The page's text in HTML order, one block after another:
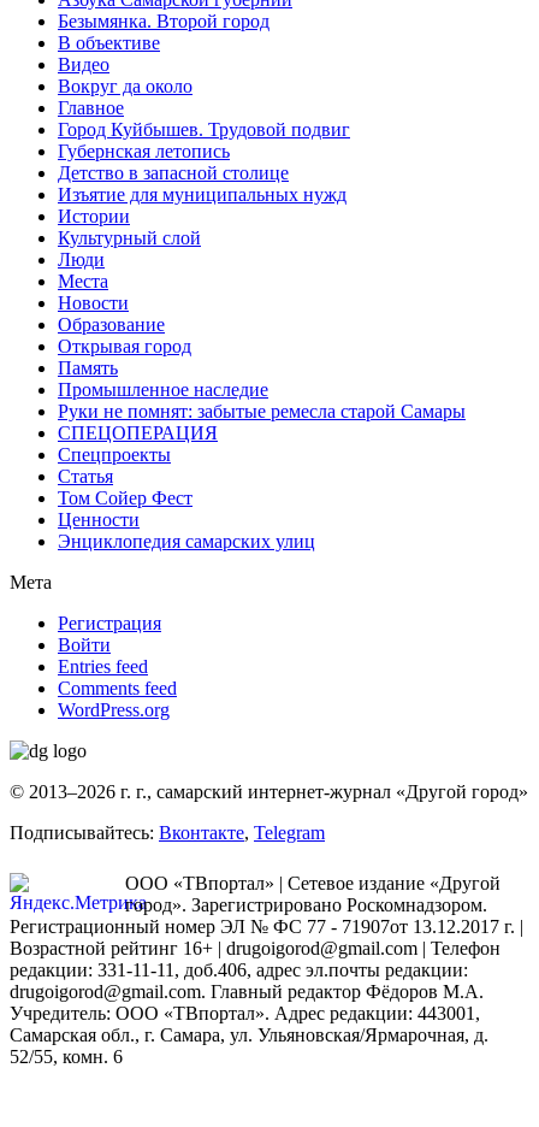
Безымянка. Второй город
В объективе
Видео
Вокруг да около
Главное
Город Куйбышев. Трудовой подвиг
Губернская летопись
Детство в запасной столице
Изъятие для муниципальных нужд
Истории
Культурный слой
Люди
Места
Новости
Образование
Открывая город
Память
Промышленное наследие
Руки не помнят: забытые ремесла старой Самары
СПЕЦОПЕРАЦИЯ
Спецпроекты
Статья
Том Сойер Фест
Ценности
Энциклопедия самарских улиц
Мета
Регистрация
Войти
Entries feed
Comments feed
WordPress.org
© 2013–2026 г. г., самарский интернет-журнал «Другой город»
Подписывайтесь: Вконтакте, Telegram
ООО «ТВпортал» | Сетевое издание «Другой
город». Зарегистрировано Роскомнадзором.
Регистрационный номер ЭЛ № ФС 77 - 71907от 13.12.2017 г. |
Возрастной рейтинг 16+ | drugoigorod@gmail.com | Телефон
редакции: 331-11-11, доб.406, адрес эл.почты редакции:
drugoigorod@gmail.com. Главный редактор Фёдоров М.А.
Учредитель: ООО «ТВпортал». Адрес редакции: 443001,
Самарская обл., г. Самара, ул. Ульяновская/Ярмарочная, д.
52/55, комн. 6